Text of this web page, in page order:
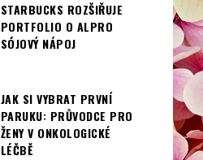
STARBUCKS ROZŠIŘUJE
PORTFOLIO O ALPRO
SÓJOVÝ NÁPOJ
JAK SI VYBRAT PRVNÍ
PARUKU: PRŮVODCE PRO
ŽENY V ONKOLOGICKÉ
LÉČBĚ